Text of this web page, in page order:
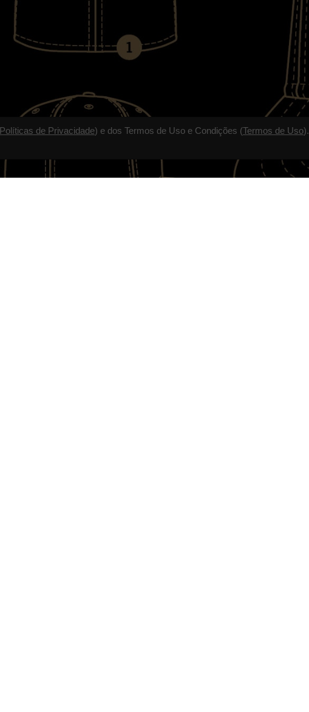
Políticas de Privacidade) e dos Termos de Uso e Condições (Termos de Uso).